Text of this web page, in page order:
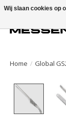
Home / Global
Wij slaan cookies op